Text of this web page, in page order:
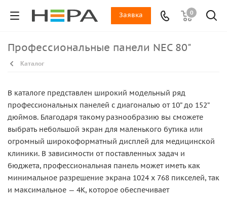
0
Заявка
Профессиональные панели NEC 80"
Каталог
В каталоге представлен широкий модельный ряд
профессиональных панелей с диагональю от 10” до 152”
дюймов. Благодаря такому разнообразию вы сможете
выбрать небольшой экран для маленького бутика или
огромный широкоформатный дисплей для медицинской
клиники. В зависимости от поставленных задач и
бюджета, профессиональная панель может иметь как
минимальное разрешение экрана 1024 x 768 пикселей, так
и максимальное — 4K, которое обеспечивает